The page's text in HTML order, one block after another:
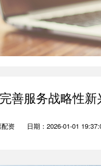
善服务战略性
资 日期：2026-01-01